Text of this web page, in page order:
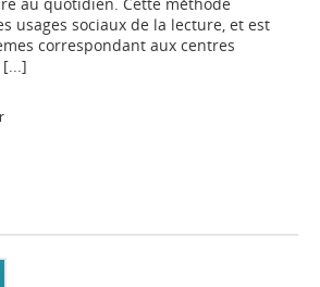
usages sociaux de la lecture, et est
correspondant aux centres